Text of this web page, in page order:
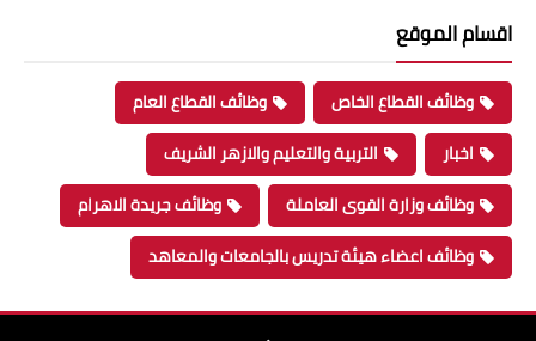
اقسام الموقع
وظائف القطاع الخاص
وظائف القطاع العام
اخبار
التربية والتعليم والازهر الشريف
وظائف وزارة القوى العاملة
وظائف جريدة الاهرام
وظائف اعضاء هيئة تدريس بالجامعات والمعاهد